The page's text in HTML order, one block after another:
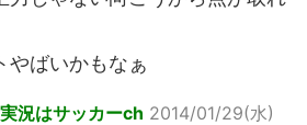
やばいかもなぁ
況はサッカーch 2014/01/29(水)